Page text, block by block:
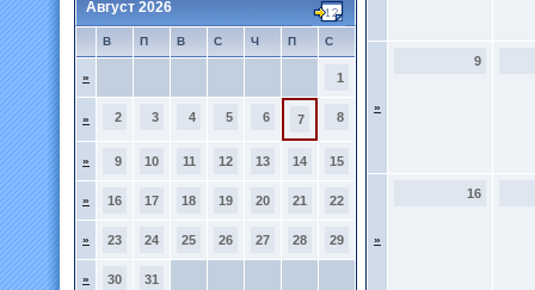
Август 2026
В П В С Ч П С
» 1
» 2 3 4 5 6 7 8
» 9 10 11 12 13 14 15
» 16 17 18 19 20 21 22
» 23 24 25 26 27 28 29
» 30 31
»
9
»
16